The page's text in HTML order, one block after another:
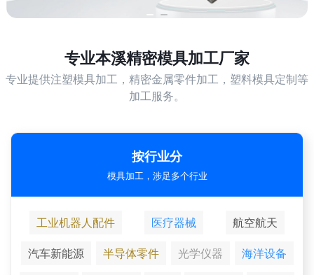
专业本溪精密模具加工厂家
专业提供注塑模具加工，精密金属零件加工，塑料模具定制等
加工服务。
按行业分
模具加工，涉足多个行业
工业机器人配件 医疗器械
航空航天
汽车新能源
半导体零件 光学仪器
海洋设备